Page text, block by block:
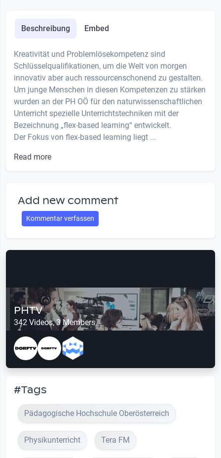
Beschreibung Embed
Kreativität und Problemlösekompetenz sind
Schlüsselqualifikationen, um die Welt von morgen
innovativ aber auch ressourcenschonend zu gestalten.
Um junge Menschen in diesen Kompetenzen zu stärken
wurden an der PH OÖ für den naturwissenschaftlichen
Unterricht spezielle Unterrichtstechniken mit der
Bezeichnung „flex-based learning“ entwickelt.
Der Fokus von flex-based learning liegt ...
Read more
Add new comment
Kommentar verfassen
PHTV
342 Videos, 3 Members
#Tags
Pädagogische Hochschule Oberösterreich
Physikunterricht Tera FM